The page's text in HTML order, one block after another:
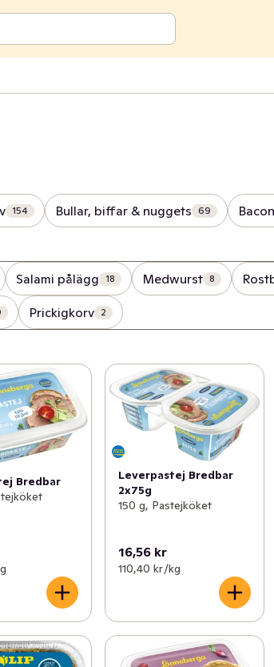
154 Bullar, biffar & nuggets 69
Salami pålägg 18 Medwurst 8
Prickigkorv 2
Bredbar
Leverpastej Bredbar
2x75g
150 g, Pastejköket
16,56 kr
110,40 kr /kg